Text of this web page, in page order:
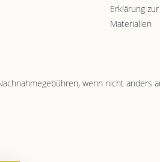
Erklärung
Materialien
wenn nicht anders